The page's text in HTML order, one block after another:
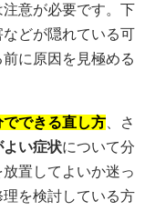
注意が必要です。下
どが隠れている可
に原因を見極める
できる直し方 、さ
よい症状について分
置してよいか迷っ
を検討している方